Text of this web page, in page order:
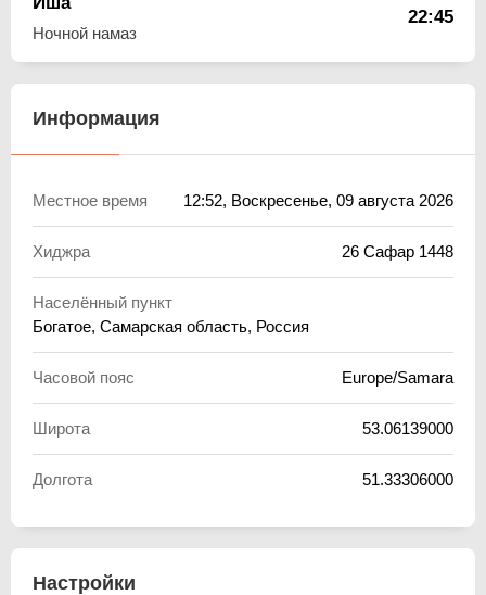
Ночной намаз
22:45
Информация
Местное время 12:52, Воскресенье, 09 августа 2026
Хиджра 26 Сафар 1448
Населённый пункт
Богатое, Самарская область, Россия
Часовой пояс Europe/Samara
Широта 53.06139000
Долгота 51.33306000
Настройки